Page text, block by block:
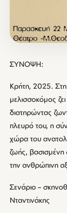
ΣΥΝΟΨΗ:
Κρήτη, 2025. Στη
μελισσοκόμος
διατηρώντας
πλευρό του, η
χώρα του
ζωής, βασισμένη
την ανθρώπινη
Σενάριο –
Νταντινάκης